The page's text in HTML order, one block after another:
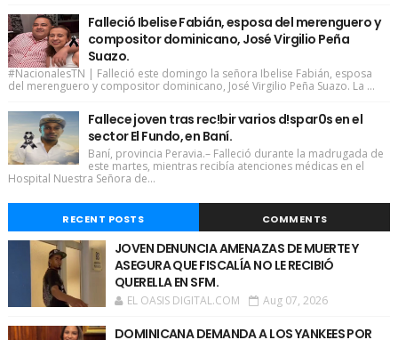
Falleció Ibelise Fabián, esposa del merenguero y
compositor dominicano, José Virgilio Peña
Suazo.
#NacionalesTN | Falleció este domingo la señora Ibelise Fabián, esposa
del merenguero y compositor dominicano, José Virgilio Peña Suazo. La ...
Fallece joven tras rec!bir varios d!spar0s en el
sector El Fundo, en Baní.
Baní, provincia Peravia.– Falleció durante la madrugada de
este martes, mientras recibía atenciones médicas en el
Hospital Nuestra Señora de...
RECENT POSTS COMMENTS
JOVEN DENUNCIA AMENAZAS DE MUERTE Y
ASEGURA QUE FISCALÍA NO LE RECIBIÓ
QUERELLA EN SFM.
EL OASIS DIGITAL.COM Aug 07, 2026
DOMINICANA DEMANDA A LOS YANKEES POR